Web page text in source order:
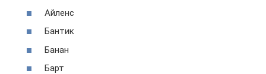
Айленс
Бантик
Банан
Барт